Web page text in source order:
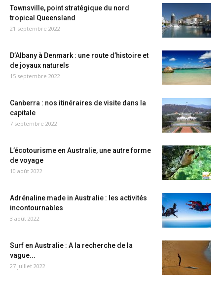
Townsville, point stratégique du nord
tropical Queensland
21 septembre 2022
D’Albany à Denmark : une route d’histoire et
de joyaux naturels
15 septembre 2022
Canberra : nos itinéraires de visite dans la
capitale
7 septembre 2022
L’écotourisme en Australie, une autre forme
de voyage
10 août 2022
Adrénaline made in Australie : les activités
incontournables
3 août 2022
Surf en Australie : A la recherche de la
vague...
27 juillet 2022